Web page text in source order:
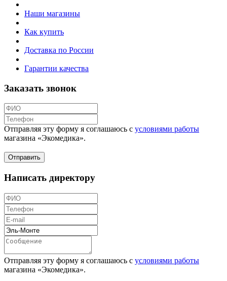
Наши магазины
Как купить
Доставка по России
Гарантии качества
Заказать звонок
Отправляя эту форму я соглашаюсь с условиями работы
магазина «Экомедика».
Написать директору
Отправляя эту форму я соглашаюсь с условиями работы
магазина «Экомедика».